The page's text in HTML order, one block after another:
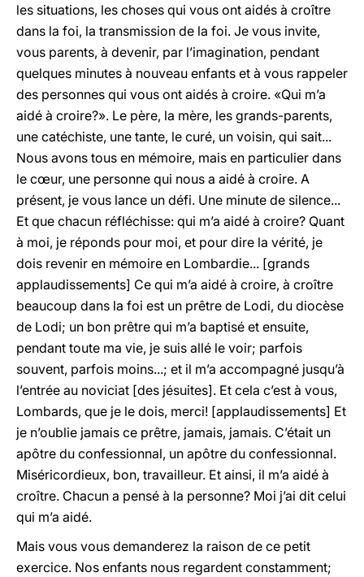
les situations, les choses qui vous ont aidés à croître
dans la foi, la transmission de la foi. Je vous invite,
vous parents, à devenir, par l’imagination, pendant
quelques minutes à nouveau enfants et à vous rappeler
des personnes qui vous ont aidés à croire. «Qui m’a
aidé à croire?». Le père, la mère, les grands-parents,
une catéchiste, une tante, le curé, un voisin, qui sait...
Nous avons tous en mémoire, mais en particulier dans
le cœur, une personne qui nous a aidé à croire. A
présent, je vous lance un défi. Une minute de silence...
Et que chacun réfléchisse: qui m’a aidé à croire? Quant
à moi, je réponds pour moi, et pour dire la vérité, je
dois revenir en mémoire en Lombardie... [grands
applaudissements] Ce qui m’a aidé à croire, à croître
beaucoup dans la foi est un prêtre de Lodi, du diocèse
de Lodi; un bon prêtre qui m’a baptisé et ensuite,
pendant toute ma vie, je suis allé le voir; parfois
souvent, parfois moins...; et il m’a accompagné jusqu’à
l’entrée au noviciat [des jésuites]. Et cela c’est à vous,
Lombards, que je le dois, merci! [applaudissements] Et
je n’oublie jamais ce prêtre, jamais, jamais. C’était un
apôtre du confessionnal, un apôtre du confessionnal.
Miséricordieux, bon, travailleur. Et ainsi, il m’a aidé à
croître. Chacun a pensé à la personne? Moi j’ai dit celui
qui m’a aidé.
Mais vous vous demanderez la raison de ce petit
exercice. Nos enfants nous regardent constamment;